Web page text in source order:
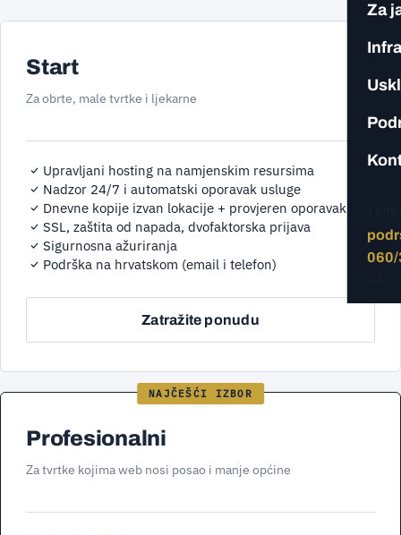
Za
Start
Za obrte, male tvrtke i ljekarne
Upravljani hosting na namjenskim resursima
Nadzor 24/7 i automatski oporavak usluge
Dnevne kopije izvan lokacije + provjeren oporavak
SSL, zaštita od napada, dvofaktorska prijava
Sigurnosna ažuriranja
Podrška na hrvatskom (email i telefon)
Zatražite ponudu
Profesionalni
Za tvrtke kojima web nosi posao i manje općine